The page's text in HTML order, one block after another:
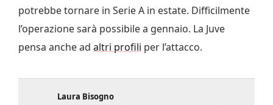
potrebbe tornare in Serie A in estate. Difficilmente
l’operazione sarà possibile a gennaio. La Juve
pensa anche ad altri profili per l’attacco.
Laura Bisogno